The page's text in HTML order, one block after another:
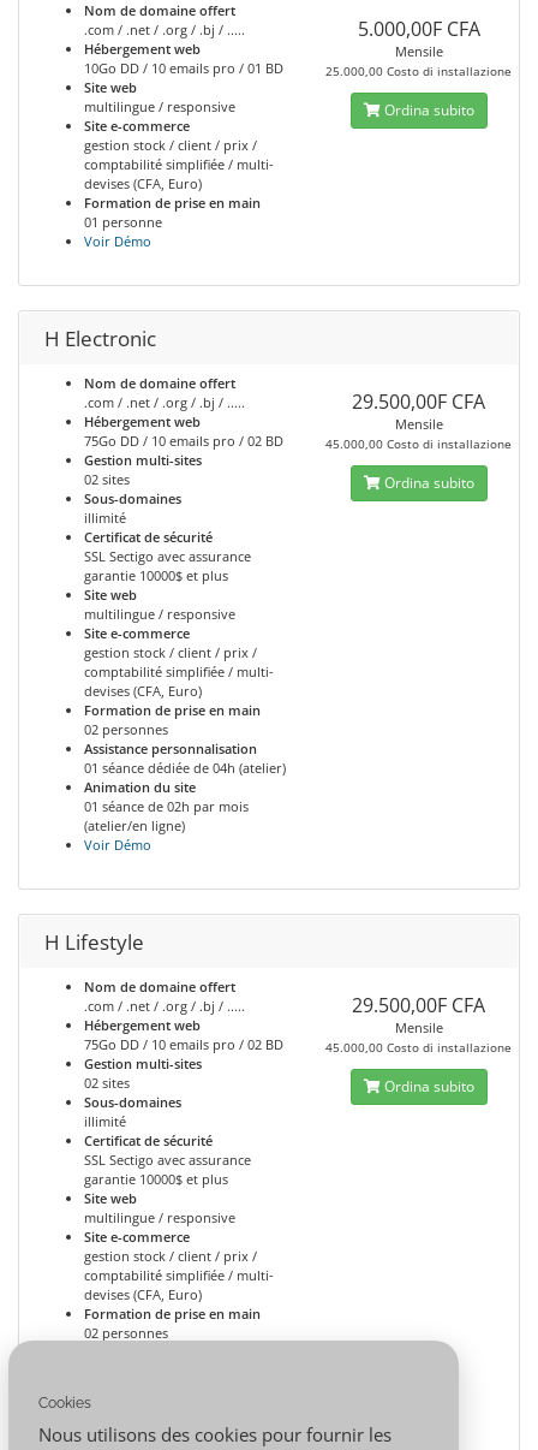
Nom de domaine offert
.com / .net / .org / .bj / .....
Hébergement web
10Go DD / 10 emails pro / 01 BD
Site web
multilingue / responsive
Site e-commerce
gestion stock / client / prix /
comptabilité simplifiée / multi-
devises (CFA, Euro)
Formation de prise en main
01 personne
Voir Démo
5.000,00F CFA
Mensile
25.000,00 Costo di installazione
Ordina subito
H Electronic
Nom de domaine offert
.com / .net / .org / .bj / .....
Hébergement web
75Go DD / 10 emails pro / 02 BD
Gestion multi-sites
02 sites
Sous-domaines
illimité
Certificat de sécurité
SSL Sectigo avec assurance
garantie 10000$ et plus
Site web
multilingue / responsive
Site e-commerce
gestion stock / client / prix /
comptabilité simplifiée / multi-
devises (CFA, Euro)
Formation de prise en main
02 personnes
Assistance personnalisation
01 séance dédiée de 04h (atelier)
Animation du site
01 séance de 02h par mois
(atelier/en ligne)
Voir Démo
29.500,00F CFA
Mensile
45.000,00 Costo di installazione
Ordina subito
H Lifestyle
Nom de domaine offert
.com / .net / .org / .bj / .....
Hébergement web
75Go DD / 10 emails pro / 02 BD
Gestion multi-sites
02 sites
Sous-domaines
illimité
Certificat de sécurité
SSL Sectigo avec assurance
garantie 10000$ et plus
Site web
multilingue / responsive
Site e-commerce
gestion stock / client / prix /
comptabilité simplifiée / multi-
devises (CFA, Euro)
Formation de prise en main
02 personnes
01 séance de 02h par mois
(atelier/en ligne)
29.500,00F CFA
Mensile
45.000,00 Costo di installazione
Ordina subito
Cookies
Nous utilisons des cookies pour fournir les